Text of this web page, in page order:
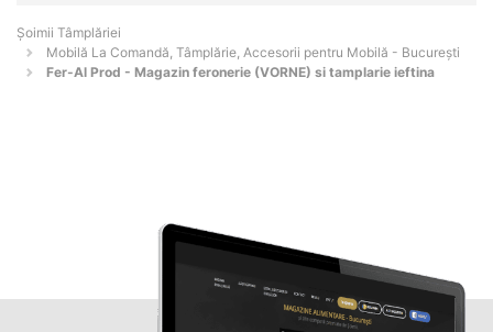
Șoimii Tâmplăriei
Mobilă La Comandă, Tâmplărie, Accesorii pentru Mobilă - Bucureşti
Fer-Al Prod - Magazin feronerie (VORNE) si tamplarie ieftina